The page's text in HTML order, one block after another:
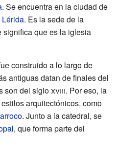
. Se encuentra en la ciudad de
Lérida. Es la sede de la
que es la iglesia
construido a lo largo de
antiguas datan de finales del
son del sigloxviii. Por eso, la
arquitectónicos, como
. Junto a la catedral, se
, que forma parte del